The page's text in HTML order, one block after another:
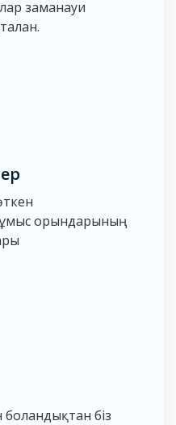
заманауи
орындарының
біз